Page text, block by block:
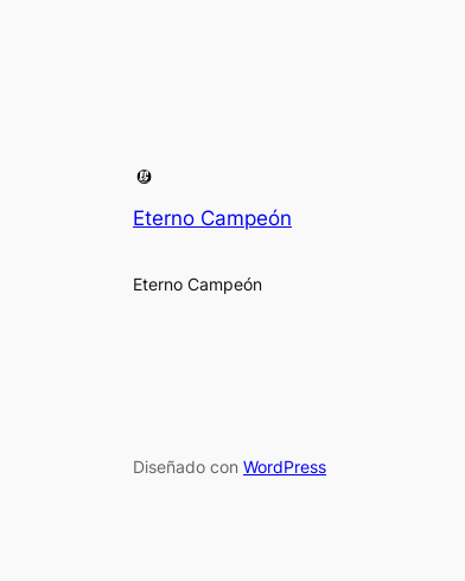
Eterno Campeón
Eterno Campeón
Diseñado con WordPress